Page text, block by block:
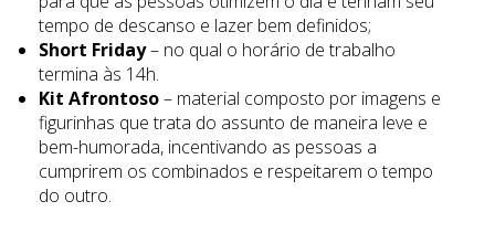
tempo de descanso e lazer bem definidos;
Short Friday– no qual o horário de trabalho
termina às 14h.
Kit Afrontoso– material composto por imagens e
figurinhas que trata do assunto de maneira leve e
bem-humorada, incentivando as pessoas a
cumprirem os combinados e respeitarem o tempo
do outro.